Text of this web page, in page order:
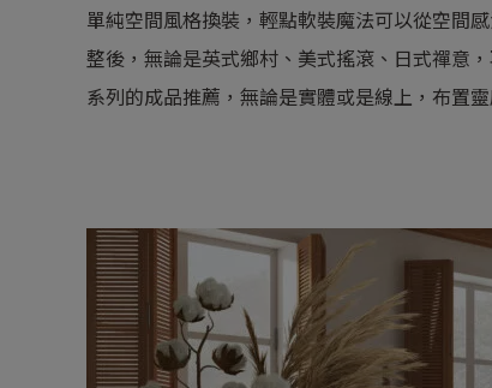
單純空間風格換裝，輕點軟裝魔法可以從空間
整後，無論是英式鄉村、美式搖滾、日式禪意
系列的成品推薦，無論是實體或是線上，布置